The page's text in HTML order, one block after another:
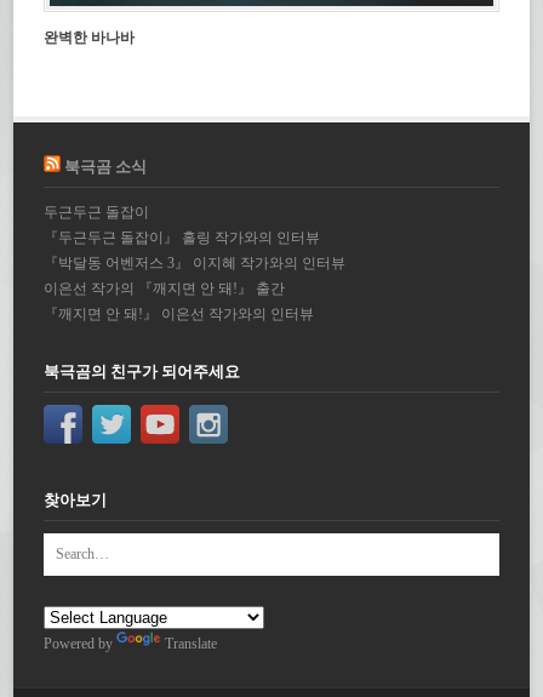
완벽한 바나바
북극곰 소식
두근두근 돌잡이
『두근두근 돌잡이』 홀링 작가와의 인터뷰
『박달동 어벤저스 3』 이지혜 작가와의 인터뷰
이은선 작가의 『깨지면 안 돼!』 출간
『깨지면 안 돼!』 이은선 작가와의 인터뷰
북극곰의 친구가 되어주세요
찾아보기
Powered by Translate